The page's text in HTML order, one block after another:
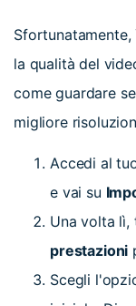
Sfortunatamente,
la qualità del
come guardare
migliore
Accedi al
e vai su
Una volta
prestazioni
Scegli